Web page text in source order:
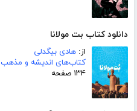
دانلود کتاب بت مولانا
از: هادی بیگدلی
کتاب‌های اندیشه و مذهب
۱۳۴ صفحه